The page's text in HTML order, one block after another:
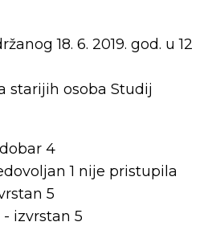
18. 6. 2019. god. u 12
starijih osoba Studij
4
1 nije pristupila
5
izvrstan 5